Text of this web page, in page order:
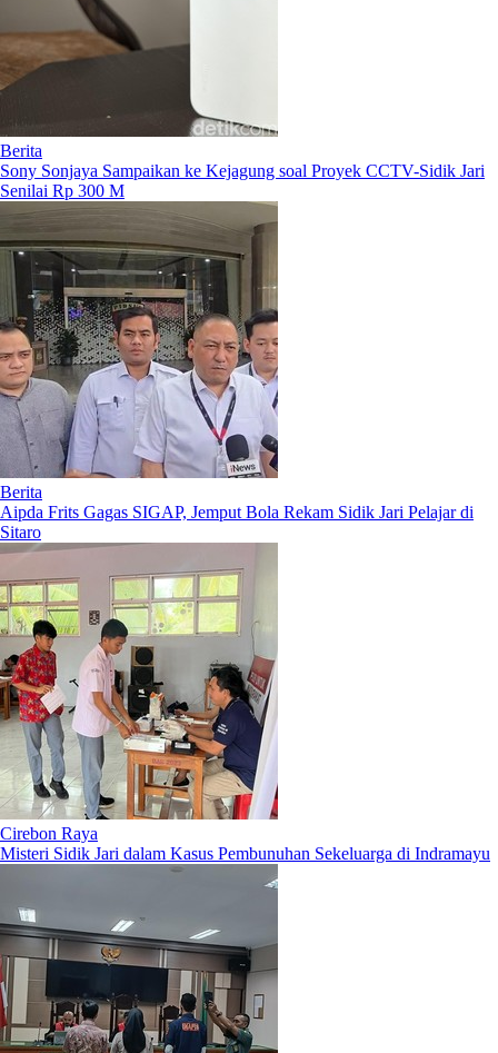
Berita
Sony Sonjaya Sampaikan ke Kejagung soal Proyek CCTV-Sidik Jari
Senilai Rp 300 M
Berita
Aipda Frits Gagas SIGAP, Jemput Bola Rekam Sidik Jari Pelajar di
Sitaro
Cirebon Raya
Misteri Sidik Jari dalam Kasus Pembunuhan Sekeluarga di Indramayu